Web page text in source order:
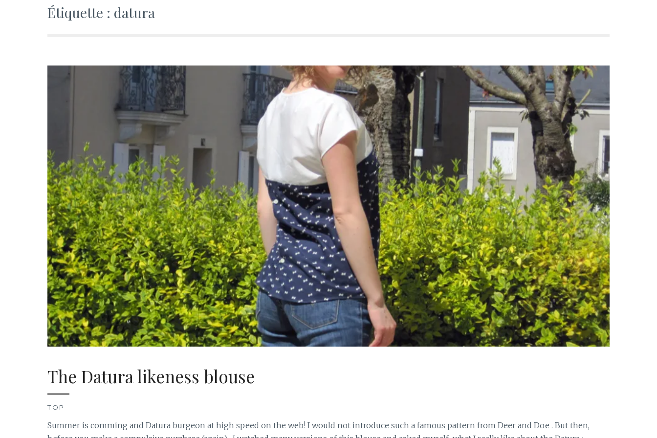
Étiquette : datura
The Datura likeness blouse
TOP
Summer is comming and Datura burgeon at high speed on the web! I would not introduce such a famous pattern from Deer and Doe . But then,